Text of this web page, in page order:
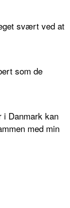
svært ved at
som de
i Danmark kan
med min